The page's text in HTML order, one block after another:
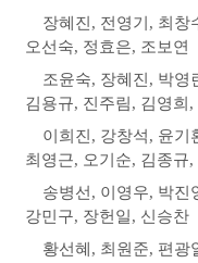
장혜진 , 전영기 , 최창
오선숙, 정효은, 조보연
조윤숙, 장혜진 , 박영
김용규, 진주림, 김영희 ,
이희진 , 강창석, 윤기
최영근, 오기순, 김종규,
송병선 , 이영우, 박진
강민구, 장헌일, 신승찬
황선혜 , 최원준, 편광